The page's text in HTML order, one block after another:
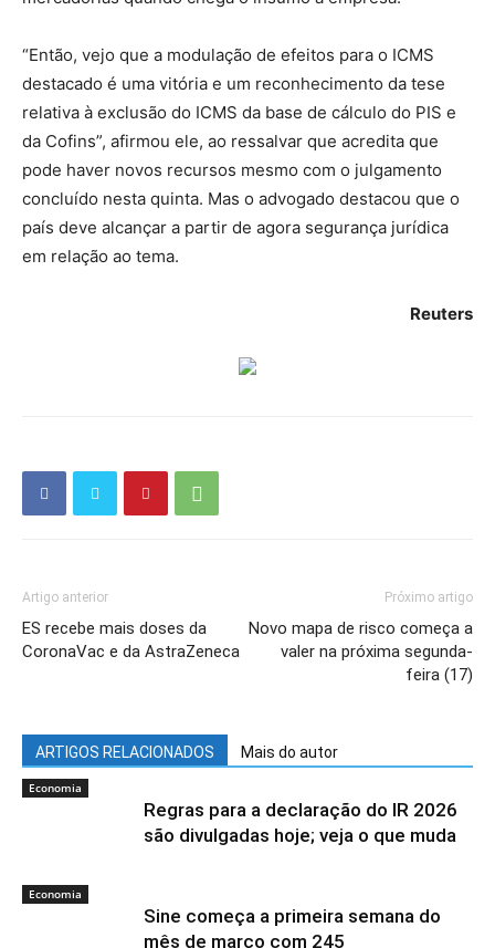
“Então, vejo que a modulação de efeitos para o ICMS
destacado é uma vitória e um reconhecimento da tese
relativa à exclusão do ICMS da base de cálculo do PIS e
da Cofins”, afirmou ele, ao ressalvar que acredita que
pode haver novos recursos mesmo com o julgamento
concluído nesta quinta. Mas o advogado destacou que o
país deve alcançar a partir de agora segurança jurídica
em relação ao tema.
Reuters
Artigo anterior
ES recebe mais doses da
CoronaVac e da AstraZeneca
Próximo artigo
Novo mapa de risco começa a
valer na próxima segunda-
feira (17)
ARTIGOS RELACIONADOS Mais do autor
Economia
Regras para a declaração do IR 2026
são divulgadas hoje; veja o que muda
Economia
Sine começa a primeira semana do
mês de março com 245